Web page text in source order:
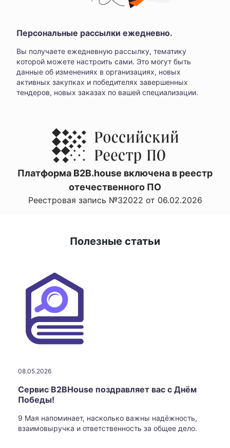
Персональные рассылки ежедневно.
Вы получаете ежедневную рассылку, тематику
которой можете настроить сами. Это могут быть
данные об изменениях в организациях, новых
активных закупках и победителях завершенных
тендеров, новых заказах по вашей специализации.
Платформа B2B.house включена в реестр
отечественного ПО
Реестровая запись №32022 от 06.02.2026
Полезные статьи
08.05.2026
Сервис B2BHouse поздравляет вас с Днём
Победы!
9 Мая напоминает, насколько важны надёжность,
взаимовыручка и ответственность за общее дело.